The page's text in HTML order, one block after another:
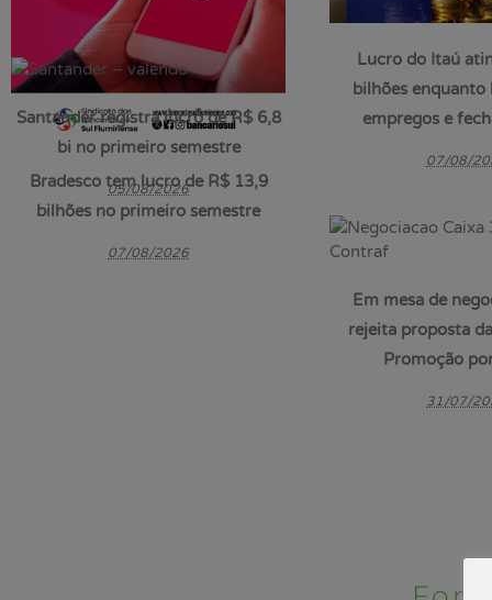
Bradesco tem lucro de R$ 13,9
bilhões no primeiro semestre
07/08/2026
Lucro do Itaú
bilhões
empregos e
07/08/
Santander registra lucro de R$ 6,8
bi no primeiro semestre
05/08/2026
Em mesa de
rejeita proposta
Promoção
31/07/